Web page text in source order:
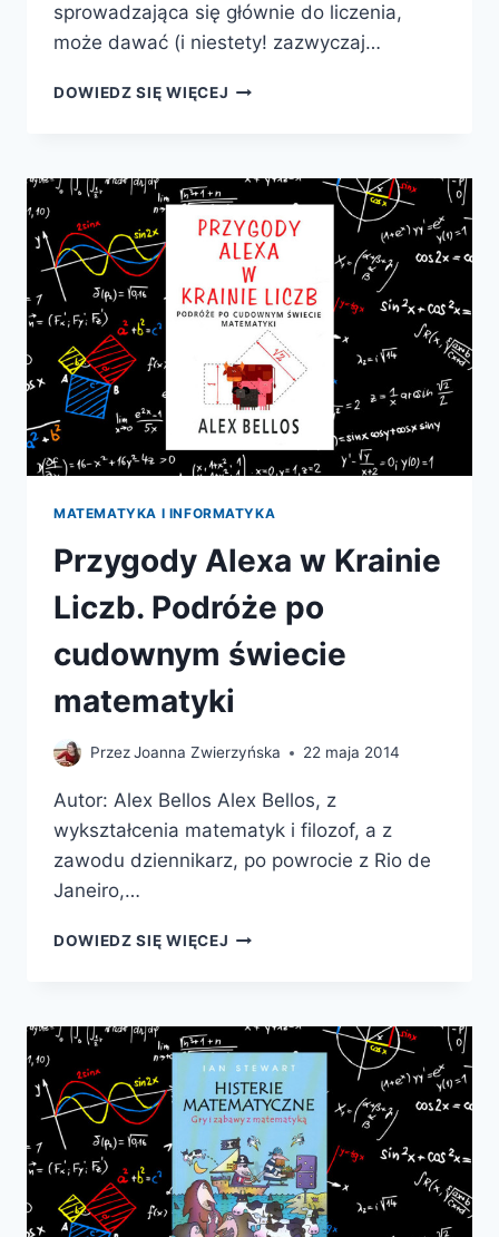
sprowadzająca się głównie do liczenia,
może dawać (i niestety! zazwyczaj…
DOWIEDZ SIĘ WIĘCEJ WIELKIE
MATEMATYKA I INFORMATYKA
Przygody Alexa w Krainie
Liczb. Podróże po
cudownym świecie
matematyki
PrzezJoanna Zwierzyńska 22 maja 2014
Autor: Alex Bellos Alex Bellos, z
wykształcenia matematyk i filozof, a z
zawodu dziennikarz, po powrocie z Rio de
Janeiro,…
DOWIEDZ SIĘ WIĘCEJ PRZYGODY
LICZB.
PODRÓŻE
PO
CUDOWNYM
ŚWIECIE
MATEMATYKI